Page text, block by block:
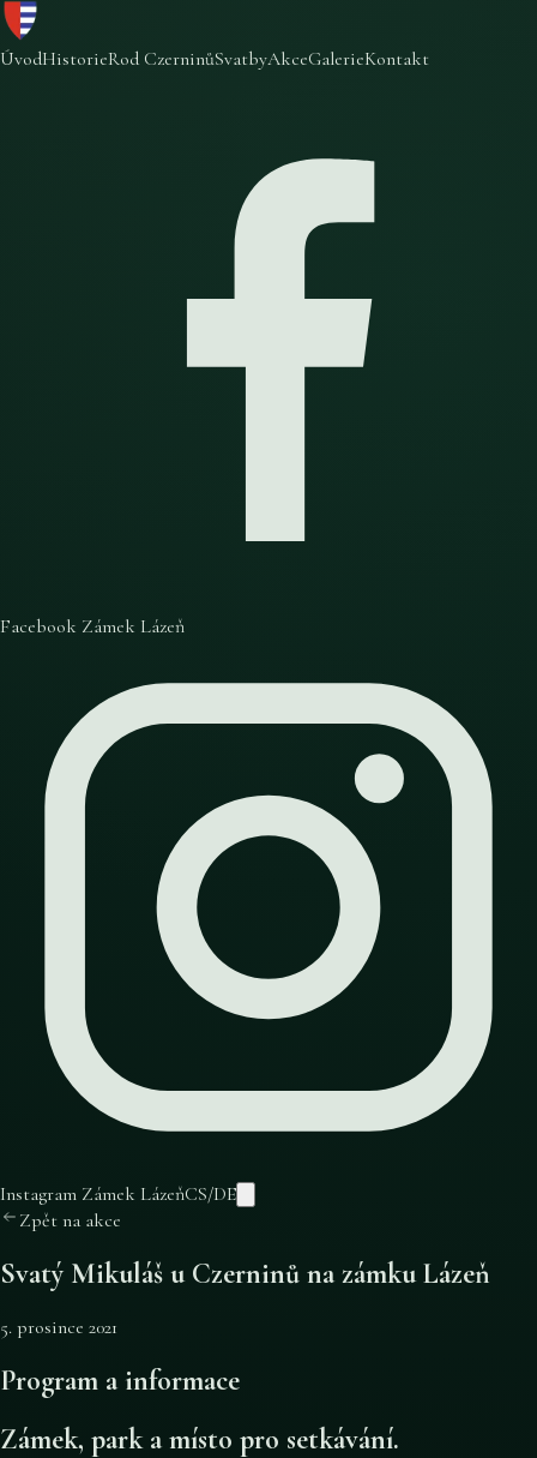
ÚvodHistorieRod CzerninůSvatbyAkceGalerieKontakt
Facebook Zámek Lázeň
Instagram Zámek LázeňCS/DE
Zpět na akce
Svatý Mikuláš u Czerninů na zámku Lázeň
5. prosince 2021
Program a informace
Zámek, park a místo pro setkávání.